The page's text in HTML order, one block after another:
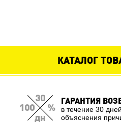
КАТАЛОГ
ГАРАНТИЯ
в течение 30
объяснения